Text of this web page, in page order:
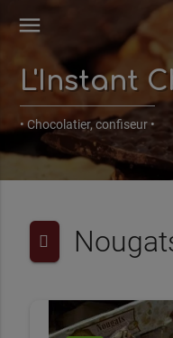
menu
L'Instant
• Chocolatier, confiseur •